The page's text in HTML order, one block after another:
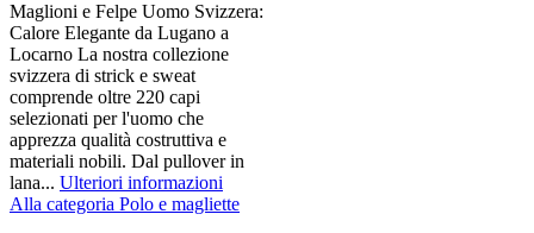
Maglioni e Felpe Uomo Svizzera:
Calore Elegante da Lugano a
Locarno La nostra collezione
svizzera di strick e sweat
comprende oltre 220 capi
selezionati per l'uomo che
apprezza qualità costruttiva e
materiali nobili. Dal pullover in
lana... Ulteriori informazioni
Alla categoria Polo e magliette